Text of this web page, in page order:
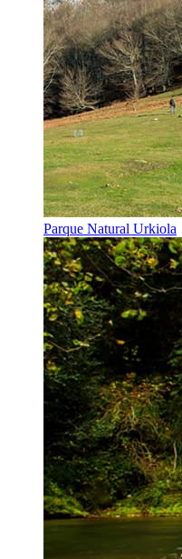
Parque Natural Urkiola